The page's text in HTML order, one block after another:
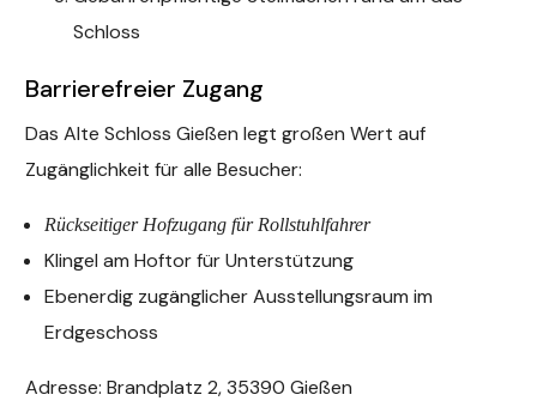
Schloss
Barrierefreier Zugang
Das Alte Schloss Gießen legt großen Wert auf
Zugänglichkeit für alle Besucher:
Rückseitiger Hofzugang für Rollstuhlfahrer
Klingel am Hoftor für Unterstützung
Ebenerdig zugänglicher Ausstellungsraum im
Erdgeschoss
Adresse: Brandplatz 2, 35390 Gießen